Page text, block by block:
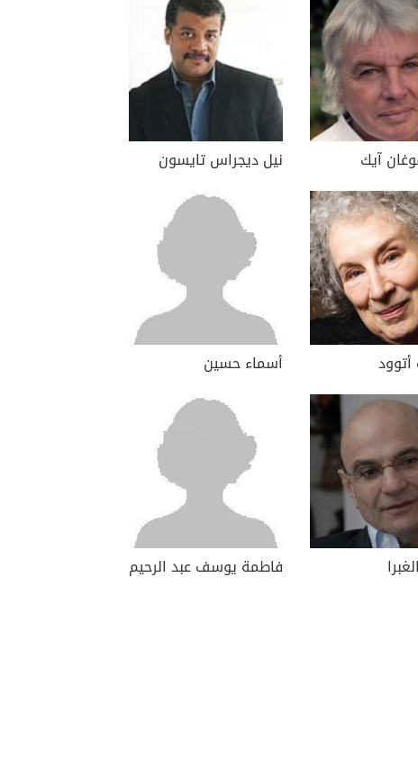
آيك نيل ديجراس تايسون
أتوود أسماء حسين
فاطمة يوسف عبد الرحيم